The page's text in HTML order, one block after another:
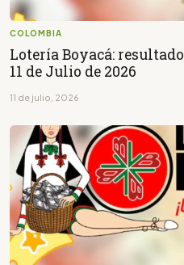
COLOMBIA
Lotería Boyacá:
11 de Julio de 2026
11 de julio, 2026